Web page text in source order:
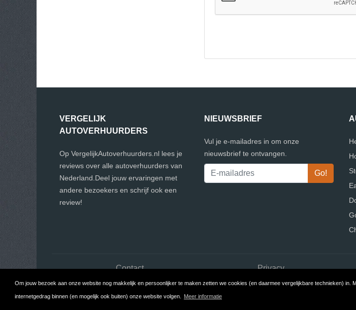
Om jouw bezoek aan onze website nog makkelijk en persoonlijker te maken zetten we cookies (en daarmee vergelijkbare technieken)
internetgedrag binnen (en mogelijk ook buiten) onze website volgen. Meer informatie
VERGELIJK
AUTOVERHUURDERS
Op VergelijkAutoverhuurders.nl lees je
reviews over alle autoverhuurders van
Nederland.Deel jouw ervaringen met
andere bezoekers en schrijf ook een
review!
NIEUWSBRIEF
Vul je e-mailadres in om onze
nieuwsbrief te ontvangen.
Contact Privacy
Copyright © 2026 Vergelijk Autoverhuurders